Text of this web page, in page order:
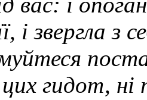
і звергла
цих гидот,